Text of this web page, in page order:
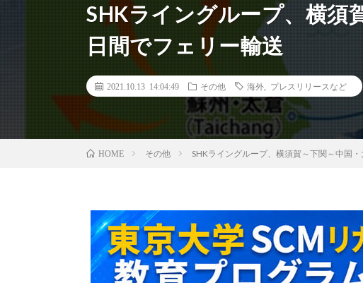
SHKライングループ、横須
日間でフェリー輸送
2021.10.13 14:04:49 その他 海外 プレスリリースなど
HOME その他 SHKライングループ、横須賀～下関～中国